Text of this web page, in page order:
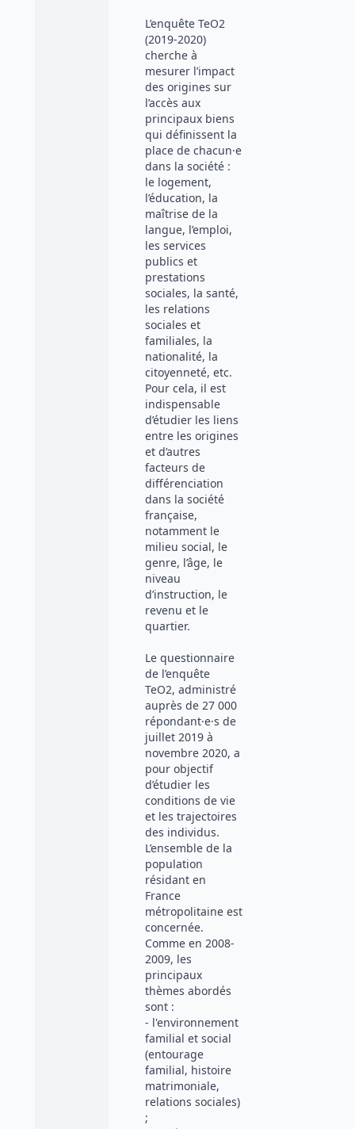
L’enquête TeO2
(2019-2020)
cherche à
mesurer l’impact
des origines sur
l’accès aux
principaux biens
qui définissent la
place de chacun·e
dans la société :
le logement,
l’éducation, la
maîtrise de la
langue, l’emploi,
les services
publics et
prestations
sociales, la santé,
les relations
sociales et
familiales, la
nationalité, la
citoyenneté, etc.
Pour cela, il est
indispensable
d’étudier les liens
entre les origines
et d’autres
facteurs de
différenciation
dans la société
française,
notamment le
milieu social, le
genre, l’âge, le
niveau
d’instruction, le
revenu et le
quartier.
Le questionnaire
de l’enquête
TeO2, administré
auprès de 27 000
répondant·e·s de
juillet 2019 à
novembre 2020, a
pour objectif
d’étudier les
conditions de vie
et les trajectoires
des individus.
L’ensemble de la
population
résidant en
France
métropolitaine est
concernée.
Comme en 2008-
2009, les
principaux
thèmes abordés
sont :
- l'environnement
familial et social
(entourage
familial, histoire
matrimoniale,
relations sociales)
;